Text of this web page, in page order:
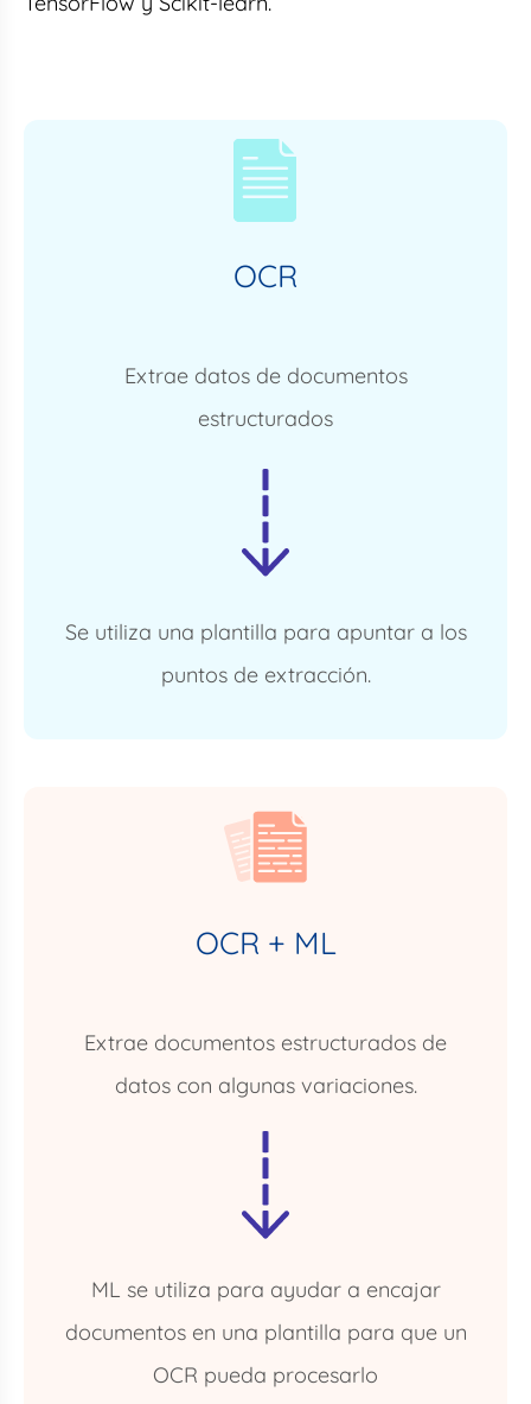
OCR
Extrae datos de documentos
estructurados
Se utiliza una plantilla para apuntar a los
puntos de extracción.
OCR + ML
Extrae documentos estructurados de
datos con algunas variaciones.
ML se utiliza para ayudar a encajar
documentos en una plantilla para que un
OCR pueda procesarlo